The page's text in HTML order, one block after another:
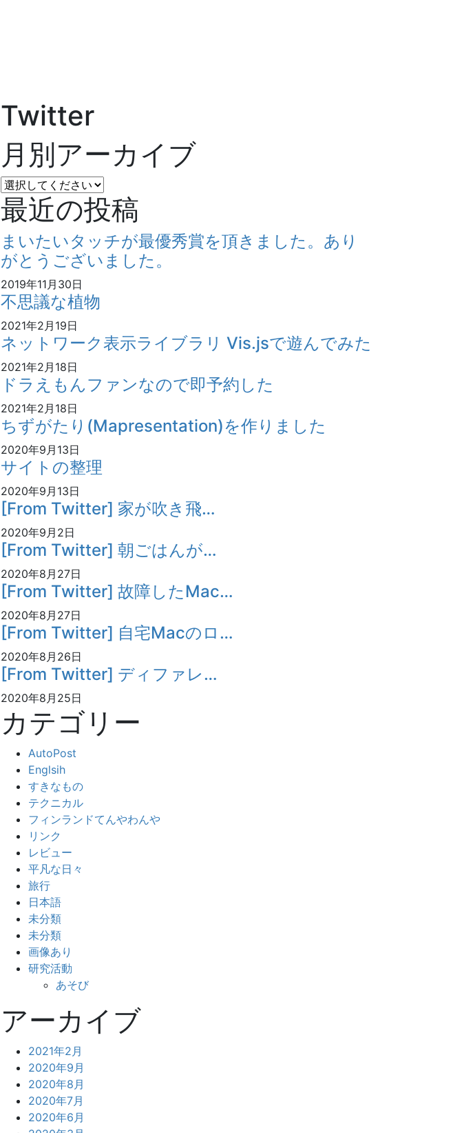
Twitter
月別アーカイブ
最近の投稿
まいたいタッチが最優秀賞を頂きました。あり
がとうございました。
2019年11月30日
不思議な植物
2021年2月19日
ネットワーク表示ライブラリ Vis.jsで遊んでみた
2021年2月18日
ドラえもんファンなので即予約した
2021年2月18日
ちずがたり(Mapresentation)を作りました
2020年9月13日
サイトの整理
2020年9月13日
[From Twitter] 家が吹き飛…
2020年9月2日
[From Twitter] 朝ごはんが…
2020年8月27日
[From Twitter] 故障したMac…
2020年8月27日
[From Twitter] 自宅Macのロ…
2020年8月26日
[From Twitter] ディファレ…
2020年8月25日
カテゴリー
AutoPost
Englsih
すきなもの
テクニカル
フィンランドてんやわんや
リンク
レビュー
平凡な日々
旅行
日本語
未分類
未分類
画像あり
研究活動
あそび
アーカイブ
2021年2月
2020年9月
2020年8月
2020年7月
2020年6月